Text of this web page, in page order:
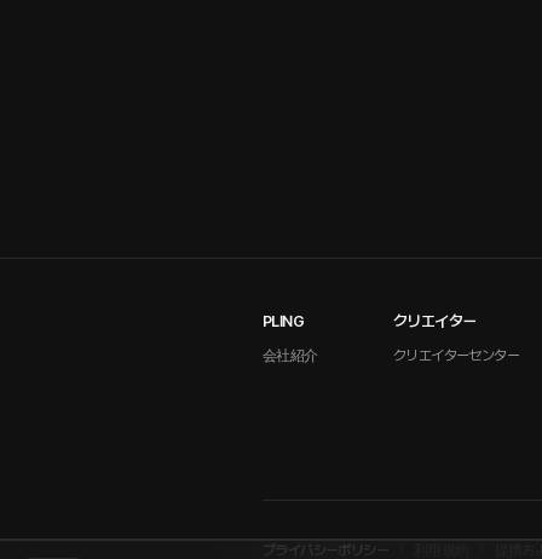
PLING
会社紹介
クリエイター
クリエイターセンター
プライバシーポリシー